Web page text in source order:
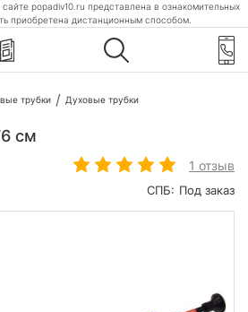
popadiv10.ru представлена в ознакомительных
приобретена дистанционным способом.
трубки Духовые трубки
см
1 отзыв
СПБ: Под заказ